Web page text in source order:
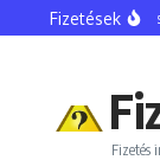
Ugrás a tartalomhoz
Fizetések
Mennyit keres egy
Fizetés